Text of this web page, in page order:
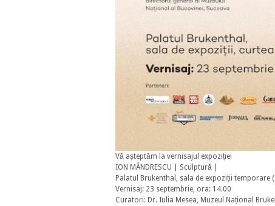
Vă așteptăm la vernisajul expoziției
ION MÂNDRESCU | Sculptură |
Palatul Brukenthal, sala de expoziții temporare
Vernisaj: 23 septembrie, ora: 14.00
Curatori: Dr. Iulia Mesea, Muzeul Național